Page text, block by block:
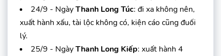
24/9 - NgàyThanh Long Túc: đi xa không nên,
xuất hành xấu, tài lộc không có, kiện cáo cũng đuối
lý.
25/9 - NgàyThanh Long Kiếp: xuất hành 4